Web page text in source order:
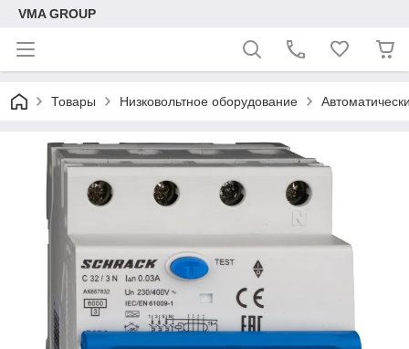
VMA GROUP
Товары Низковольтное оборудование